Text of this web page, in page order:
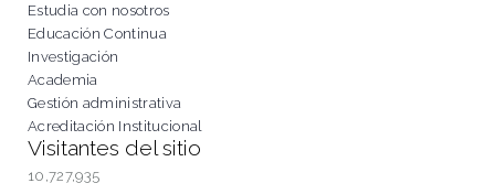
Estudia con nosotros
Educación Continua
Investigación
Academia
Gestión administrativa
Acreditación Institucional
Visitantes del sitio
10,727,935